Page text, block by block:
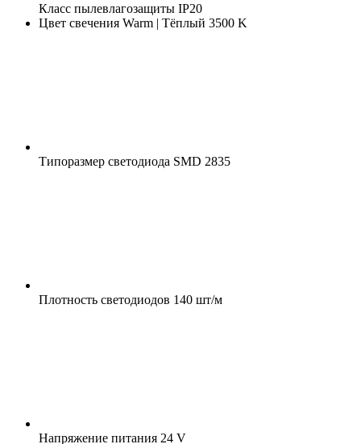
Класс пылевлагозащиты IP20
Цвет свечения Warm | Тёплый 3500 K
Типоразмер светодиода SMD 2835
Плотность светодиодов 140 шт/м
Напряжение питания 24 V